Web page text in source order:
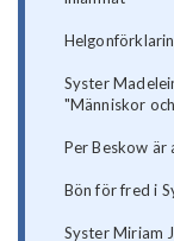
Syster
"Människor
Per Beskow är
Bön för fred i
Syster Miriam